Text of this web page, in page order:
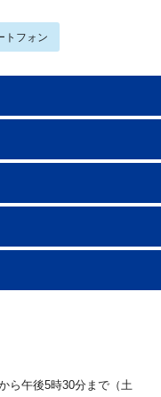
トフォン
ら午後5時30分まで（土